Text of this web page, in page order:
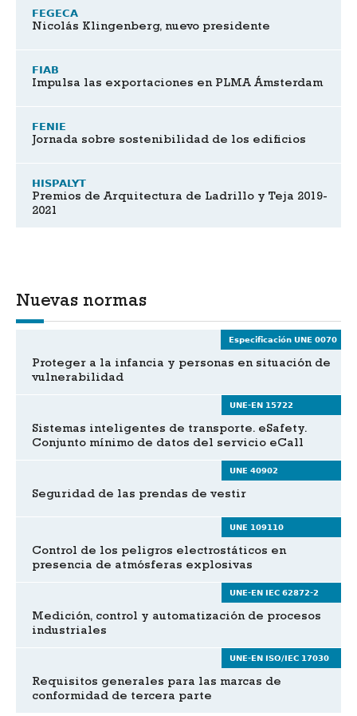
FEGECA
Nicolás Klingenberg, nuevo presidente
FIAB
Impulsa las exportaciones en PLMA Ámsterdam
FENIE
Jornada sobre sostenibilidad de los edificios
HISPALYT
Premios de Arquitectura de Ladrillo y Teja 2019-
2021
Nuevas normas
Especificación UNE 0070
Proteger a la infancia y personas en situación de
vulnerabilidad
UNE-EN 15722
Sistemas inteligentes de transporte. eSafety.
Conjunto mínimo de datos del servicio eCall
UNE 40902
Seguridad de las prendas de vestir
UNE 109110
Control de los peligros electrostáticos en
presencia de atmósferas explosivas
UNE-EN IEC 62872-2
Medición, control y automatización de procesos
industriales
UNE-EN ISO/IEC 17030
Requisitos generales para las marcas de
conformidad de tercera parte